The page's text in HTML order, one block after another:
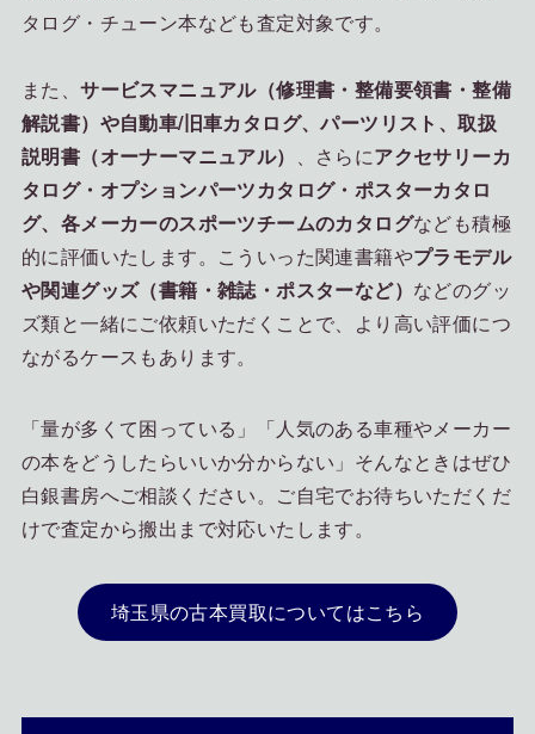
タログ・チューン本なども査定対象です。
また、サービスマニュアル（修理書・整備要領書・整備
解説書）や自動車/旧車カタログ、パーツリスト、取扱
説明書（オーナーマニュアル） 、さらにアクセサリーカ
タログ・オプションパーツカタログ・ポスターカタロ
グ、各メーカーのスポーツチームのカタログなども積極
的に評価いたします。こういった関連書籍やプラモデル
や関連グッズ（書籍・雑誌・ポスターなど） などのグッ
ズ類と一緒にご依頼いただくことで、より高い評価につ
ながるケースもあります。
「量が多くて困っている」「人気のある車種やメーカー
の本をどうしたらいいか分からない」そんなときはぜひ
白銀書房へご相談ください。ご自宅でお待ちいただくだ
けで査定から搬出まで対応いたします。
埼玉県の古本買取についてはこちら